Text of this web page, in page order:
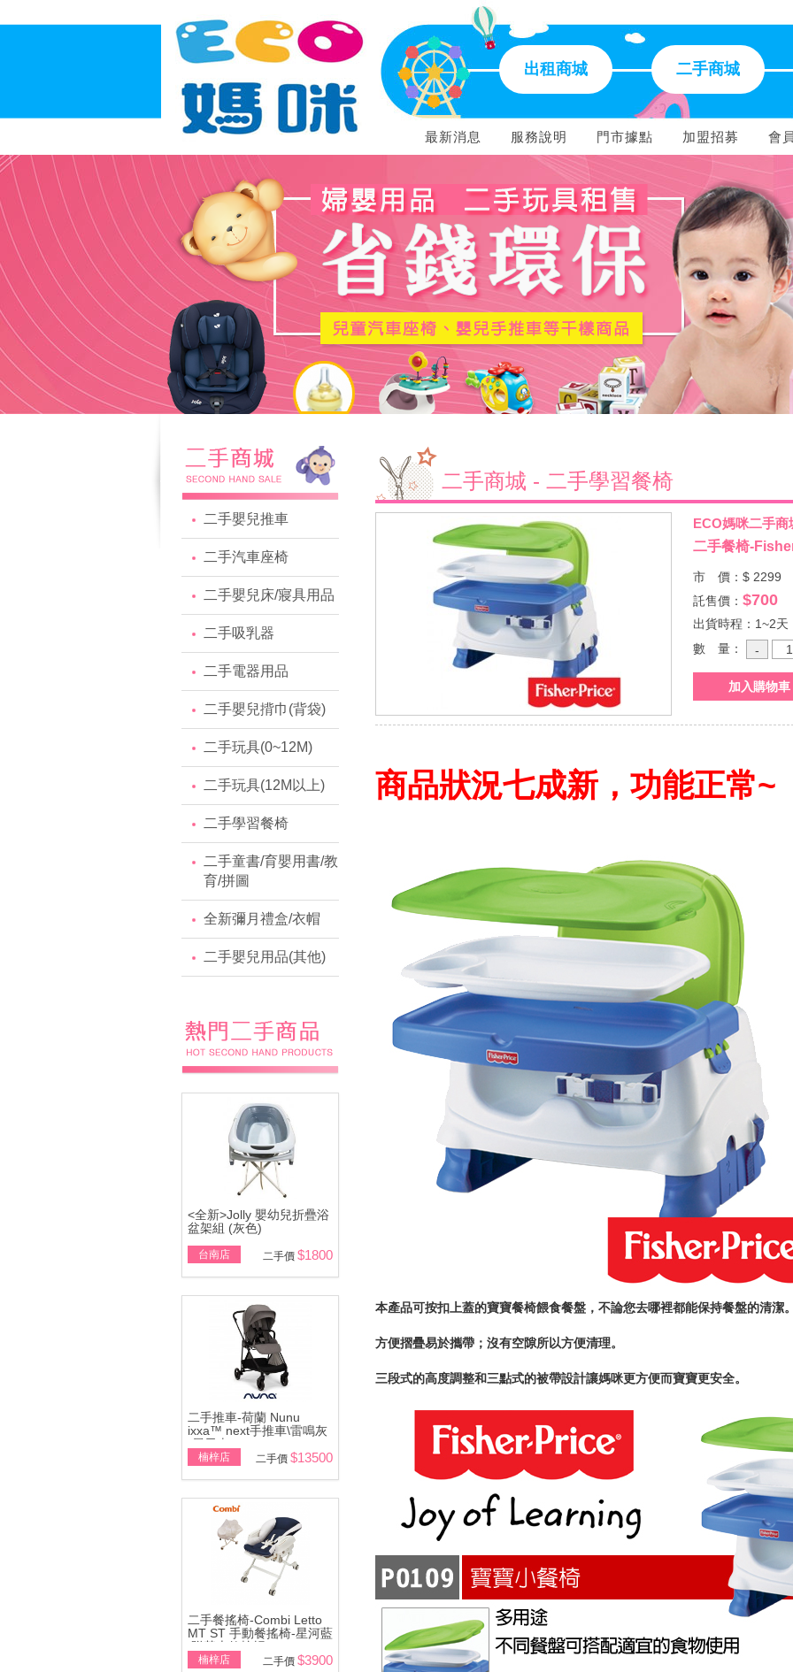
出租商城 二手商城
最新消息 服務說明 門市據點 加盟招募 會
二手嬰兒推車
二手汽車座椅
二手嬰兒床/寢具用品
二手吸乳器
二手電器用品
二手嬰兒揹巾(背袋)
二手玩具(0~12M)
二手玩具(12M以上)
二手學習餐椅
二手童書/育嬰用書/教
育/拼圖
全新彌月禮盒/衣帽
二手嬰兒用品(其他)
<全新>Jolly 嬰幼兒折疊浴
盆架組 (灰色)
台南店 二手價 $1800
二手推車-荷蘭 Nunu
ixxa™ next手推車\雷鳴灰
(展示車)
楠梓店 二手價 $13500
二手餐搖椅-Combi Letto
MT ST 手動餐搖椅-星河藍
\附基本款蚊帳
楠梓店 二手價 $3900
二手商城 - 二手學習餐椅
ECO媽咪二手商
二手餐椅-
市 價：$ 2299
託售價： $700
出貨時程：1~2天
數 量：
商品狀況七成新，功能正常~
本產品可按扣上蓋的寶寶餐椅餵食餐盤，不論您去哪裡都能保持餐盤的清潔
方便摺疊易於攜帶；沒有空隙所以方便清理。
三段式的高度調整和三點式的被帶設計讓媽咪更方便而寶寶更安全。